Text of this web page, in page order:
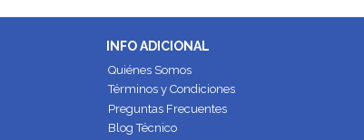
INFO ADICIONAL
Quiénes Somos
Términos y Condiciones
Preguntas Frecuentes
Blog Técnico